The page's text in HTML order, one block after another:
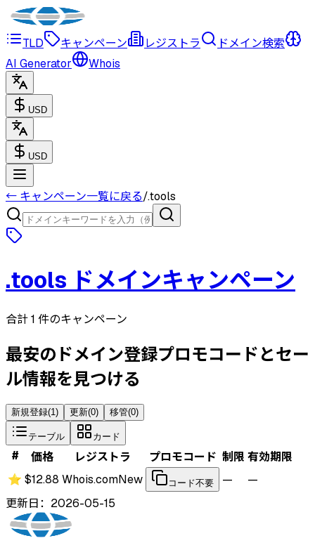
TLD キャンペーン レジストラ
ドメイン検索
AI Generator
Whois
USD
USD
← キャンペーン一覧に戻る/.tools
.tools ドメインキャンペーン
合計 1 件のキャンペーン
最安のドメイン登録プロモコードとセー
ル情報を見つける
新規登録(1) 更新(0) 移管(0)
テーブル カード
# 価格 レジストラ プロモコード 制限 有効期限
⭐ $12.88 Whois.comNew コード不要 —
—
更新日：2026-05-15